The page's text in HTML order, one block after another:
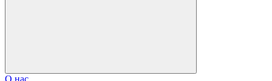
О нас